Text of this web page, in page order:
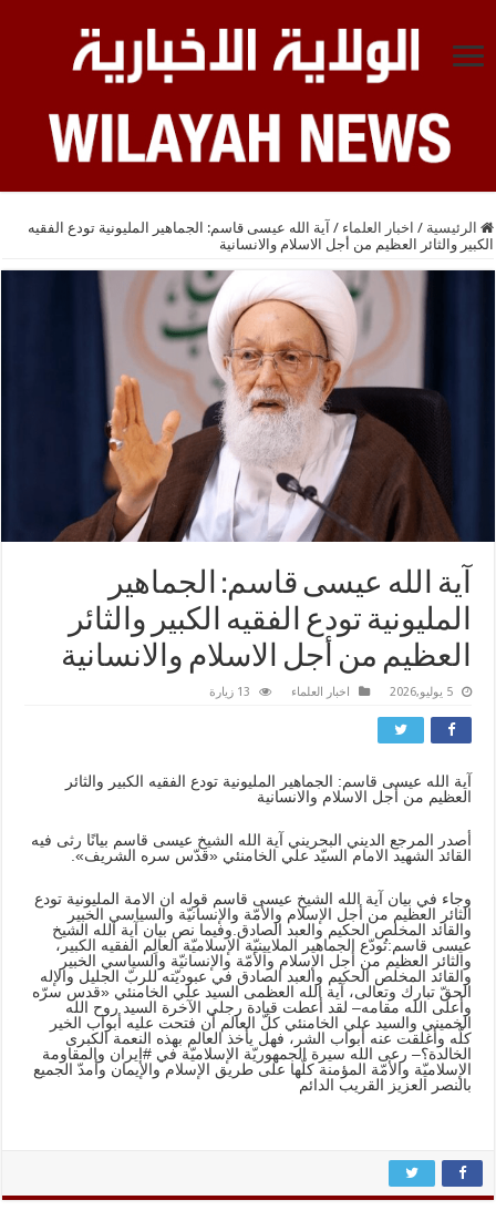
الرئيسية / اخبار العلماء / آية الله عيسى قاسم: الجماهير المليونية تودع الفقيه
الكبير والثائر العظيم من أجل الاسلام والانسانية
آية الله عيسى قاسم: الجماهير
المليونية تودع الفقيه الكبير والثائر
العظيم من أجل الاسلام والانسانية
5 يوليو,2026 اخبار العلماء 13 زيارة
آية الله عيسى قاسم: الجماهير المليونية تودع الفقيه الكبير والثائر
العظيم من أجل الاسلام والانسانية
أصدر المرجع الديني البحريني آية الله الشيخ عيسى قاسم بيانًا رثى فيه
القائد الشهيد الامام السيّد علي الخامنئي «قدّس سره الشريف».
وجاء في بيان آية الله الشيخ عيسى قاسم قوله ان الامة المليونية تودع
الثائر العظيم من أجل الإسلام والأمّة والإنسانيّة والسياسي الخبير
والقائد المخلص الحكيم والعبد الصادق.وفيما نص بيان آية الله الشيخ
عيسى قاسم:تُودّع الجماهير الملايينيّة الإسلاميّة العالِم الفقيه الكبير،
والثائر العظيم من أجل الإسلام والأمّة والإنسانيّة والسياسي الخبير
والقائد المخلص الحكيم والعبد الصادق في عبوديّته للربّ الجليل والإله
الحقّ تبارك وتعالى، آية الله العظمى السيد علي الخامنئي «قدس سرّه
وأعلى الله مقامه– لقد أعطت قيادة رجلي الآخرة السيد روح الله
الخميني والسيد علي الخامنئي كلّ العالم أن فتحت عليه أبواب الخير
كلّه وأغلقت عنه أبواب الشر، فهل يأخذ العالم بهذه النعمة الكبرى
الخالدة؟– رعى الله سيرة الجمهوريّة الإسلاميّة في #إيران والمقاومة
الإسلاميّة والأمّة المؤمنة كلّها على طريق الإسلام والإيمان وأمدّ الجميع
بالنصر العزيز القريب الدائم